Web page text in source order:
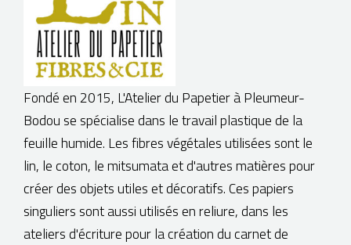
Fondé en 2015, L'Atelier du Papetier à Pleumeur-
Bodou se spécialise dans le travail plastique de la
feuille humide. Les fibres végétales utilisées sont le
lin, le coton, le mitsumata et d'autres matières pour
créer des objets utiles et décoratifs. Ces papiers
singuliers sont aussi utilisés en reliure, dans les
ateliers d'écriture pour la création du carnet de